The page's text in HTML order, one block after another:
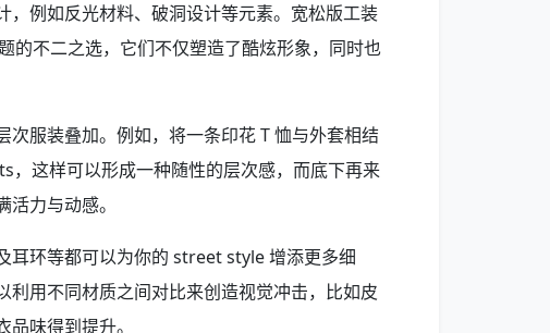
，例如反光材料、破洞设计等元素。宽松版工装
的不二之选，它们不仅塑造了酷炫形象，同时也
服装叠加。例如，将一条印花 T 恤与外套相结
这样可以形成一种随性的层次感，而底下再来
力与动感。
耳环等都可以为你的 street style 增添更多细
用不同材质之间对比来创造视觉冲击，比如皮
味得到提升。